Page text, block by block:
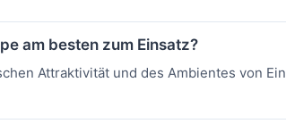
am besten zum Einsatz?
Attraktivität und des Ambientes von